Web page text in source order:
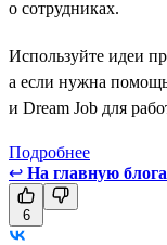
о сотрудниках.
Используйте идеи
а если нужна
и Dream Job для
Подробнее
↩ На главную блога
6